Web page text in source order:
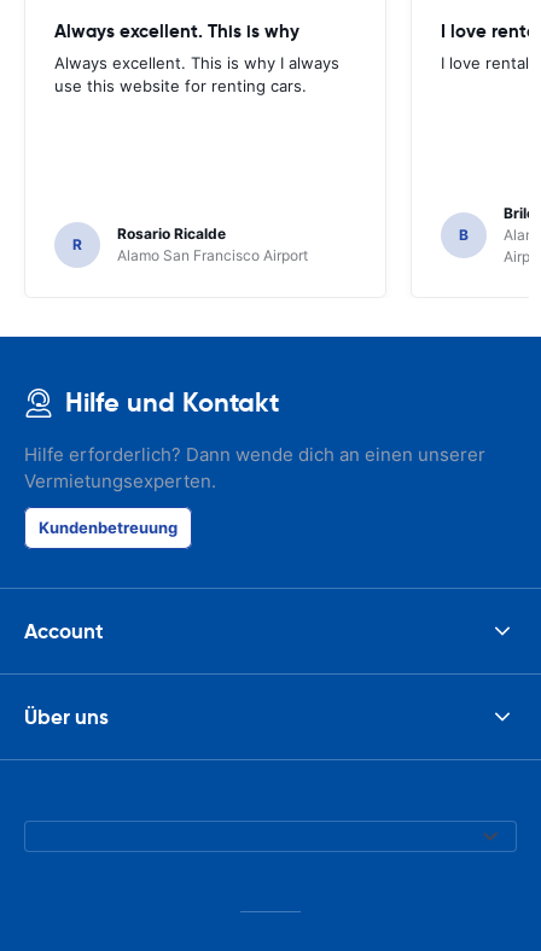
Always excellent. This is why
Always excellent. This is why I always
use this website for renting cars.
R
Rosario Ricalde
Alamo San Francisco Airport
I love
I love rental
B
Hilfe und Kontakt
Hilfe erforderlich? Dann wende dich an einen unserer
Vermietungsexperten.
Kundenbetreuung
Account
Über uns